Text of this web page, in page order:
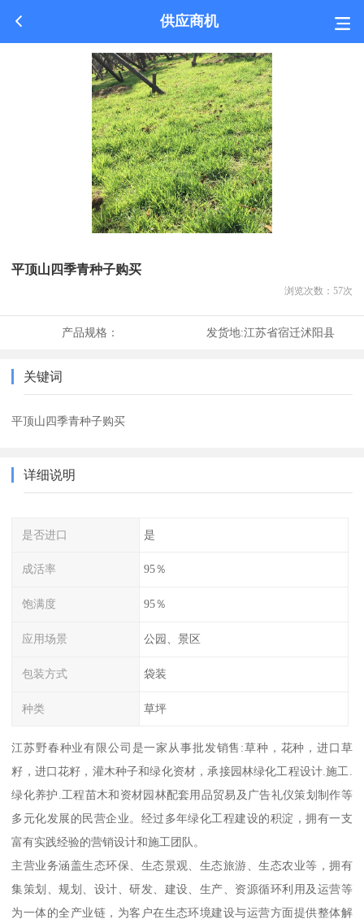
供应商机
平顶山四季青种子购买
浏览次数： 57次
产品规格： 发货地:江苏省宿迁沭阳县
关键词
平顶山四季青种子购买
详细说明
是否进口 是
成活率 95％
饱满度 95％
应用场景 公园、景区
包装方式 袋装
种类 草坪
江苏野春种业有限公司是一家从事批发销售:草种，花种，进口草
籽，进口花籽，灌木种子和绿化资材，承接园林绿化工程设计.施工.
绿化养护.工程苗木和资材园林配套用品贸易及广告礼仪策划制作等
多元化发展的民营企业。经过多年绿化工程建设的积淀，拥有一支
富有实践经验的营销设计和施工团队。
主营业务涵盖生态环保、生态景观、生态旅游、生态农业等，拥有
集策划、规划、设计、研发、建设、生产、资源循环利用及运营等
为一体的全产业链，为客户在生态环境建设与运营方面提供整体解